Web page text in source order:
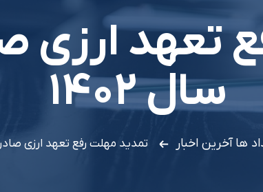
تعهد ارزی
سال ۱۴۰۲
ها آخرین اخبار تمدید مهلت رفع تعهد ارزی